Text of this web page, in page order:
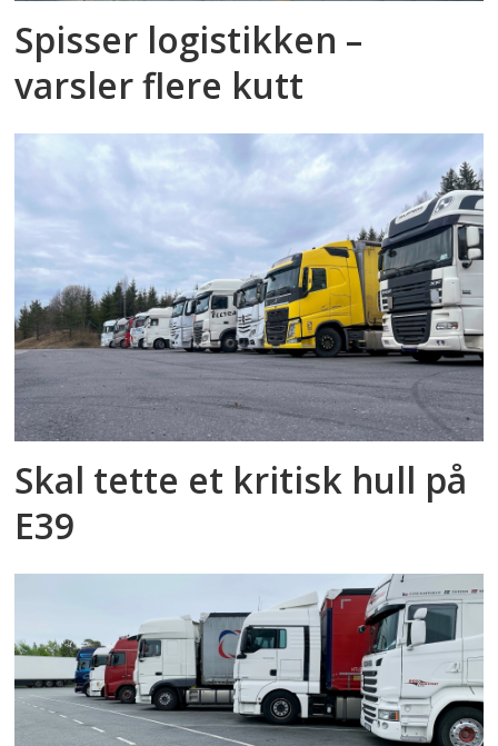
Spisser logistikken –
varsler flere kutt
Skal tette et kritisk hull på
E39